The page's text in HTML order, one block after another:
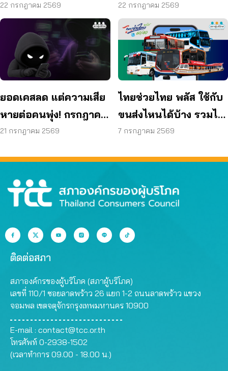
22 กรกฎาคม 2569 22 กรกฎาคม 2569
ยอดเคสลด แต่ความเสีย
หายต่อคนพุ่ง! กรกฎาคม
แค่ 17 วัน สูญแล้วกว่า
21 กรกฎาคม 2569
ไทยช่วยไทย พลัส ใช้กับ
ขนส่งไหนได้บ้าง รวมไว้
ให้แล้ว
7 กรกฎาคม 2569
ติดต่อสภา
สภาองค์กรของผู้บริโภค (สภาผู้บริโภค)
เลขที่ 110/1 ซอยลาดพร้าว 26 แยก 1-2 ถนนลาดพร้าว แขวง
จอมพล เขตจตุจักรกรุงเทพมหานคร 10900
E-mail : contact@tcc.or.th
โทรศัพท์ 0-2938-1502
(เวลาทำการ 09.00 - 18.00 น.)